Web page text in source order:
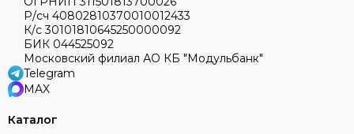
Р/сч 40802810370010012433
К/с 30101810645250000092
БИК 044525092
Московский филиал АО КБ "Модульбанк"
Telegram
MAX
Каталог